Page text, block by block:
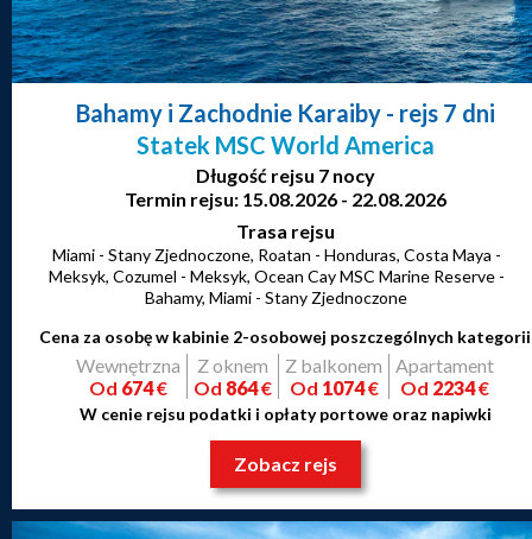
Bahamy i Zachodnie Karaiby- rejs 7 dni
Statek MSC World America
Długość rejsu 7 nocy
Termin rejsu: 15.08.2026 - 22.08.2026
Trasa rejsu
Miami - Stany Zjednoczone, Roatan - Honduras, Costa Maya -
Meksyk, Cozumel - Meksyk, Ocean Cay MSC Marine Reserve -
Bahamy, Miami - Stany Zjednoczone
Cena za osobę w kabinie 2-osobowej poszczególnych kategorii
Wewnętrzna
Od 674€
Z oknem
Od 864€
Z balkonem
Od 1074€
Apartament
Od 2234€
W cenie rejsu podatki i opłaty portowe oraz napiwki
Zobacz rejs